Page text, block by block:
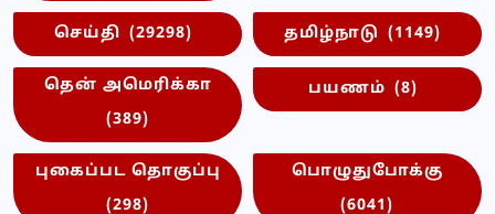
செய்தி (29298) தமிழ்நாடு (1149)
தென் அமெரிக்கா
(389)
பயணம் (8)
புகைப்பட தொகுப்பு
(298)
பொழுதுபோக்கு
(6041)